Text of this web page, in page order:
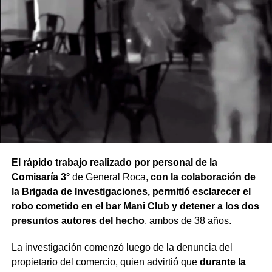
El rápido trabajo realizado por personal de la
Comisaría 3°de General Roca, con la colaboración de
la Brigada de Investigaciones, permitió esclarecer el
robo cometido en el bar Mani Club y detener a los dos
presuntos autores del hecho, ambos de 38 años.
La investigación comenzó luego de la denuncia del
propietario del comercio, quien advirtió que durante la